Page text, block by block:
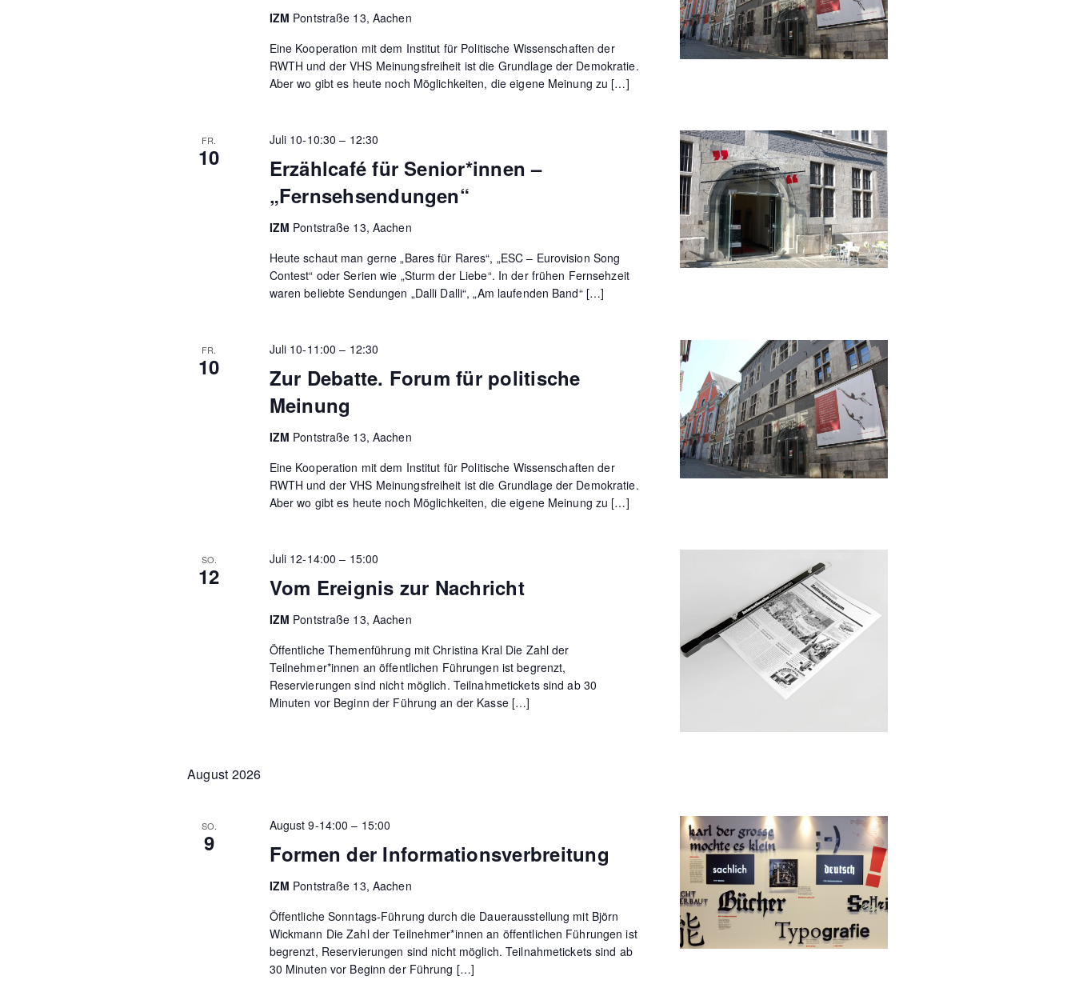
IZM Pontstraße 13, Aachen
Eine Kooperation mit dem Institut für Politische Wissenschaften der
RWTH und der VHS Meinungsfreiheit ist die Grundlage der Demokratie.
Aber wo gibt es heute noch Möglichkeiten, die eigene Meinung zu […]
FR.
10
Erzählcafé für Senior*innen –
„Fernsehsendungen“
Juli 10-10:30 – 12:30
IZM Pontstraße 13, Aachen
Heute schaut man gerne „Bares für Rares“, „ESC – Eurovision Song
Contest“ oder Serien wie „Sturm der Liebe“. In der frühen Fernsehzeit
waren beliebte Sendungen „Dalli Dalli“, „Am laufenden Band“ […]
FR.
10
Zur Debatte. Forum für politische
Meinung
Juli 10-11:00 – 12:30
IZM Pontstraße 13, Aachen
Eine Kooperation mit dem Institut für Politische Wissenschaften der
RWTH und der VHS Meinungsfreiheit ist die Grundlage der Demokratie.
Aber wo gibt es heute noch Möglichkeiten, die eigene Meinung zu […]
SO.
12 Vom Ereignis zur Nachricht
Juli 12-14:00 – 15:00
IZM Pontstraße 13, Aachen
Öffentliche Themenführung mit Christina Kral Die Zahl der
Teilnehmer*innen an öffentlichen Führungen ist begrenzt,
Reservierungen sind nicht möglich. Teilnahmetickets sind ab 30
Minuten vor Beginn der Führung an der Kasse […]
August 2026
SO.
9 Formen der Informationsverbreitung
August 9-14:00 – 15:00
IZM Pontstraße 13, Aachen
Öffentliche Sonntags-Führung durch die Dauerausstellung mit Björn
Wickmann Die Zahl der Teilnehmer*innen an öffentlichen Führungen ist
begrenzt, Reservierungen sind nicht möglich. Teilnahmetickets sind ab
30 Minuten vor Beginn der Führung […]